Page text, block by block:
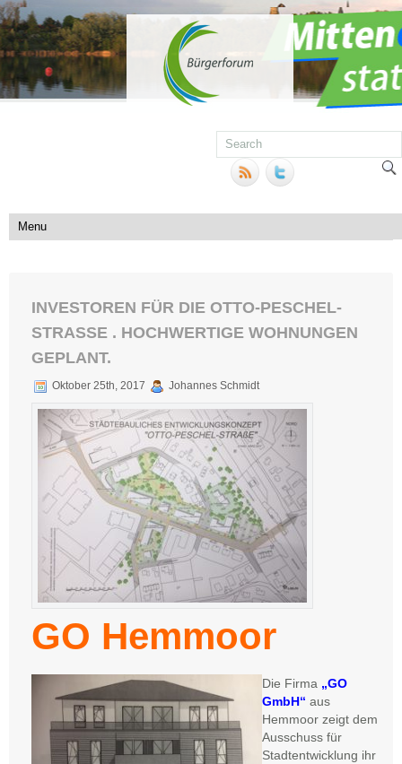
INVESTOREN FÜR DIE OTTO-PESCHEL-
STRASSE . HOCHWERTIGE WOHNUNGEN
GEPLANT.
Oktober 25th, 2017 Johannes Schmidt
GO Hemmoor
Die Firma „GO
GmbH“ aus
Hemmoor zeigt dem
Ausschuss für
Stadtentwicklung ihr